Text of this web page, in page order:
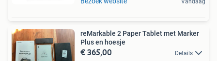
Vandaag
reMarkable 2 Paper Tablet met Marker
Plus en hoesje
€ 365,00 Details